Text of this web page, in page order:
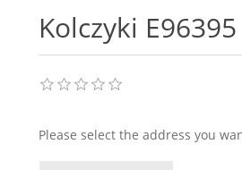
Kolczyki E96395
Please select the address you